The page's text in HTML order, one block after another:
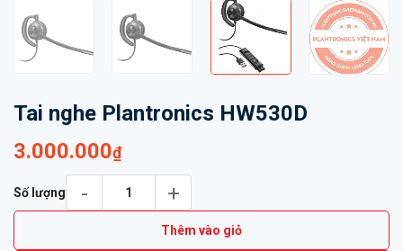
Tai nghe Plantronics HW530D
3.000.000₫
Số lượng
Thêm vào giỏ